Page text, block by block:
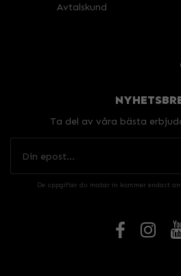
Avtalskund
Ta del av våra bästa
De uppgifter du matar in kommer endast